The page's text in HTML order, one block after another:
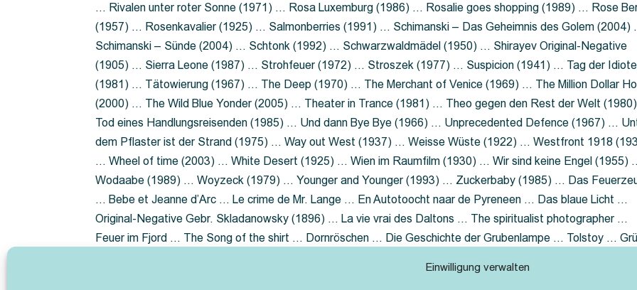
Einwilligung verwalten
… Rivalen unter roter Sonne (1971) … Rosa Luxemburg (1986) … Rosalie goes shopping (1989) … Rose
(1957) … Rosenkavalier (1925) … Salmonberries (1991) … Schimanski – Das Geheimnis des Golem (2004)
Schimanski – Sünde (2004) … Schtonk (1992) … Schwarzwaldmädel (1950) … Shirayev Original-Negative
(1905) … Sierra Leone (1987) … Strohfeuer (1972) … Stroszek (1977) … Suspicion (1941) … Tag der
(1981) … Tätowierung (1967) … The Deep (1970) … The Merchant of Venice (1969) … The Million Dollar
(2000) … The Wild Blue Yonder (2005) … Theater in Trance (1981) … Theo gegen den Rest der Welt
Tod eines Handlungsreisenden (1985) … Und dann Bye Bye (1966) … Unprecedented Defence (1967) …
dem Pflaster ist der Strand (1975) … Way out West (1937) … Weisse Wüste (1922) … Westfront 1918
… Wheel of time (2003) … White Desert (1925) … Wien im Raumfilm (1930) … Wir sind keine Engel (1955)
Wodaabe (1989) … Woyzeck (1979) … Younger and Younger (1993) … Zuckerbaby (1985) … Das
… Bebe et Jeanne d’Arc … Le crime de Mr. Lange … En Autotoocht naar de Pyreneen … Das blaue Licht …
Original-Negative Gebr. Skladanowsky (1896) … La vie vrai des Daltons … The spiritualist photographer …
Feuer im Fjord … The Song of the shirt … Dornröschen … Die Geschichte der Grubenlampe … Tolstoy …